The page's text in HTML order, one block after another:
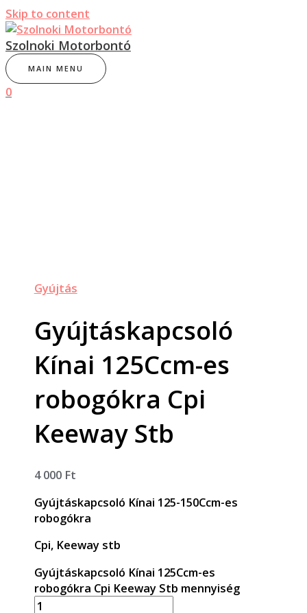
Skip to content
Szolnoki Motorbontó
MAIN MENU
0
Gyújtás
Gyújtáskapcsoló
Kínai 125Ccm-es
robogókra Cpi
Keeway Stb
4 000 Ft
Gyújtáskapcsoló Kínai 125-150Ccm-es
robogókra
Cpi, Keeway stb
Gyújtáskapcsoló Kínai 125Ccm-es
robogókra Cpi Keeway Stb mennyiség